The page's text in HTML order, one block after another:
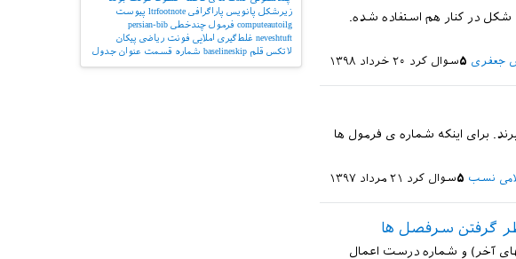
شکل در کنار هم استفاده شده.
سوال کرد ۲۰ خرداد ۱۳۹۸ جعفری ۵
برای اینکه شماره ی فرمول ها
سوال کرد ۲۱ مرداد ۱۳۹۷ نسب ۵
گرفتن سرفصل ها
آخر) و شماره درست اعمال
زیرشکل پانویس پاراگرافی ltrfootnote پیوست
computeautoilg فرمول چندخطی persian-bib
neveshtuft غلط‌گیری املایی فونت ریاضی پیکان
لاتکس قلم baselineskip شماره قسمت عنوان جدول